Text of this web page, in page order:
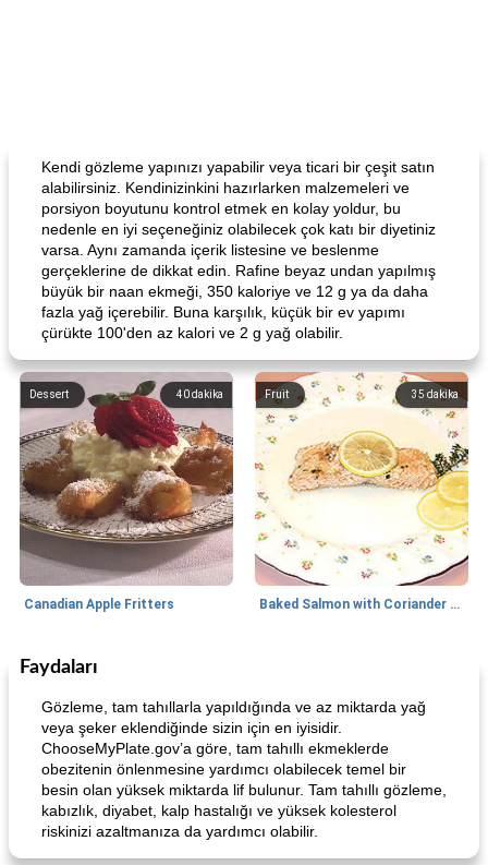
Kendi gözleme yapınızı yapabilir veya ticari bir çeşit satın
alabilirsiniz. Kendinizinkini hazırlarken malzemeleri ve
porsiyon boyutunu kontrol etmek en kolay yoldur, bu
nedenle en iyi seçeneğiniz olabilecek çok katı bir diyetiniz
varsa. Aynı zamanda içerik listesine ve beslenme
gerçeklerine de dikkat edin. Rafine beyaz undan yapılmış
büyük bir naan ekmeği, 350 kaloriye ve 12 g ya da daha
fazla yağ içerebilir. Buna karşılık, küçük bir ev yapımı
çürükte 100'den az kalori ve 2 g yağ olabilir.
40dakika
Dessert
Canadian Apple Fritters
35 dakika
Fruit
Baked Salmon with Coriander and Thyme
Boneless Chicken Recipes
Faydaları
Gözleme, tam tahıllarla yapıldığında ve az miktarda yağ
veya şeker eklendiğinde sizin için en iyisidir.
ChooseMyPlate.gov’a göre, tam tahıllı ekmeklerde
obezitenin önlenmesine yardımcı olabilecek temel bir
besin olan yüksek miktarda lif bulunur. Tam tahıllı gözleme,
kabızlık, diyabet, kalp hastalığı ve yüksek kolesterol
riskinizi azaltmanıza da yardımcı olabilir.